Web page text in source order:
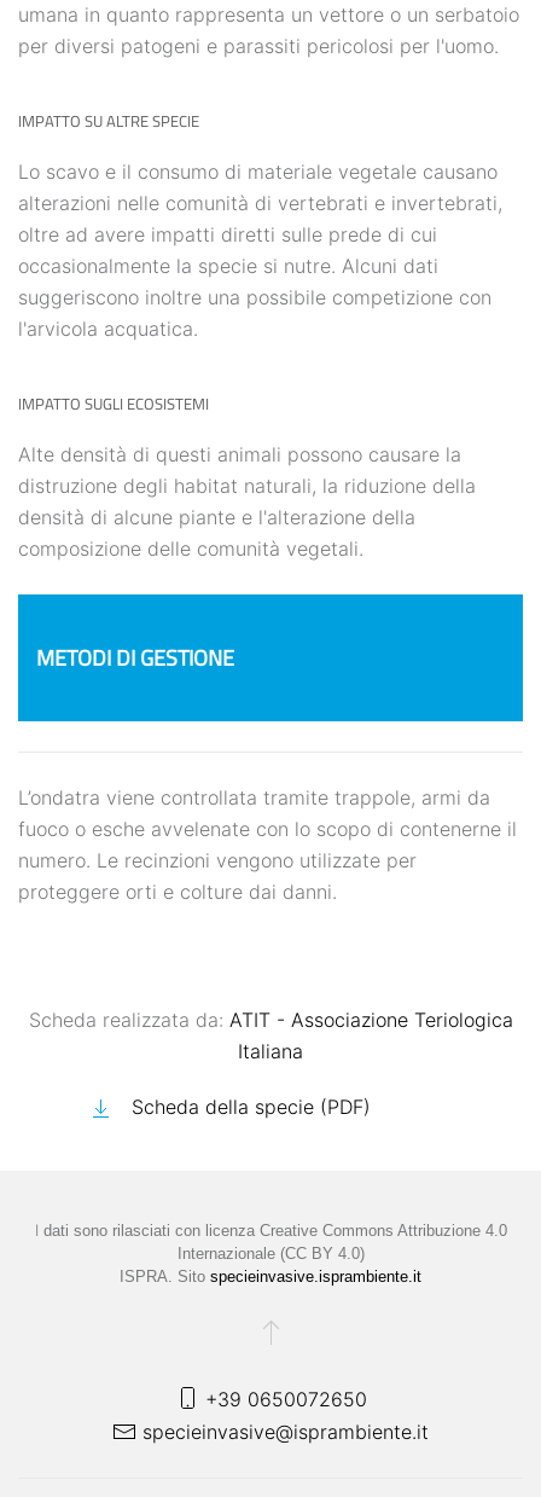
umana in quanto rappresenta un vettore o un serbatoio
per diversi patogeni e parassiti pericolosi per l'uomo.
IMPATTO SU ALTRE SPECIE
Lo scavo e il consumo di materiale vegetale causano
alterazioni nelle comunità di vertebrati e invertebrati,
oltre ad avere impatti diretti sulle prede di cui
occasionalmente la specie si nutre. Alcuni dati
suggeriscono inoltre una possibile competizione con
l'arvicola acquatica.
IMPATTO SUGLI ECOSISTEMI
Alte densità di questi animali possono causare la
distruzione degli habitat naturali, la riduzione della
densità di alcune piante e l'alterazione della
composizione delle comunità vegetali.
METODI DI GESTIONE
L’ondatra viene controllata tramite trappole, armi da
fuoco o esche avvelenate con lo scopo di contenerne il
numero. Le recinzioni vengono utilizzate per
proteggere orti e colture dai danni.
Scheda realizzata da: ATIT - Associazione Teriologica
Italiana
Scheda della specie (PDF)
I dati sono rilasciati con licenza Creative Commons Attribuzione 4.0
Internazionale (CC BY 4.0)
ISPRA. Sito specieinvasive.isprambiente.it
+39 0650072650
specieinvasive@isprambiente.it